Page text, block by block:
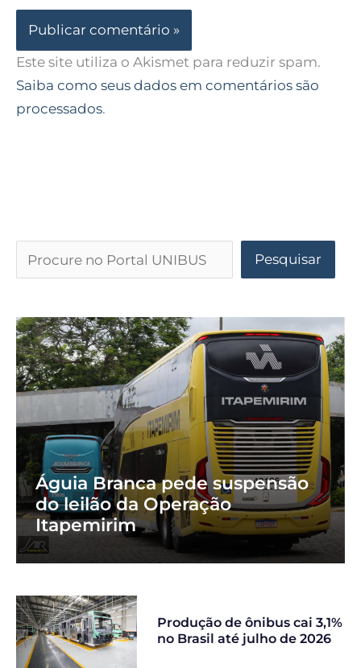
Este site utiliza o Akismet para reduzir spam.
Saiba como seus dados em comentários são
processados.
Pesquisar
Águia Branca pede suspensão
do leilão da Operação
Itapemirim
Produção de ônibus cai 3,1%
no Brasil até julho de 2026